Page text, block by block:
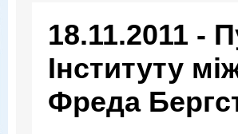
18.11.2011 -
Інституту
Фреда